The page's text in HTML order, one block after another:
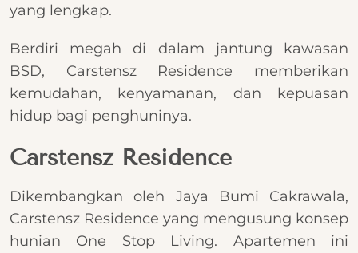
yang lengkap.
Berdiri megah di dalam jantung kawasan
BSD, Carstensz Residence memberikan
kemudahan, kenyamanan, dan kepuasan
hidup bagi penghuninya.
Carstensz Residence
Dikembangkan oleh Jaya Bumi Cakrawala,
Carstensz Residence yang mengusung konsep
hunian One Stop Living. Apartemen ini